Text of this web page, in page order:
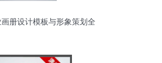
册设计模板与形象策划全